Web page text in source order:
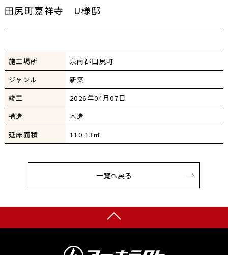
田尻町嘉祥寺 U様邸
施工場所
泉南郡田尻町
ジャンル
新築
竣工
2026年04月07日
構造
木造
延床面積
110.13㎡
一覧へ戻る